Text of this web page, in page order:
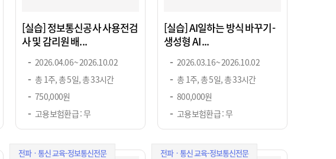
[실습] 정보통신공사 사용전검
사 및 감리원 배...
2026.04.06 ~ 2026.10.02
총 1주, 총 5일, 총 33시간
750,000원
고용보험환급 : 무
[실습] AI일하는 방식 바꾸기-
생성형 AI ...
2026.03.16 ~ 2026.10.02
총 1주, 총 5일, 총 33시간
800,000원
고용보험환급 : 무
전파ㆍ통신 교육-정보통신전문 전파ㆍ통신 교육-정보통신전문